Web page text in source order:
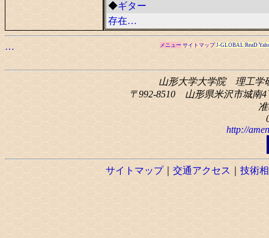
◆ギター
存在…
… メニュー サイトマップ J-GLOBAL ReaD
山形大学大学院 理工学
〒992-8510 山形県米沢市城南4
http://
サイトマップ｜ 交通アクセス 技術